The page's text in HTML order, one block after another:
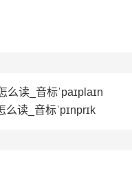
读_音标ˈpaɪplaɪn
读_音标ˈpɪnprɪk